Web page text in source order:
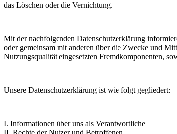
das Löschen oder die Vernichtung.
Mit der nachfolgenden Datenschutzerklärung
oder gemeinsam mit anderen über die Zwecke und
Nutzungsqualität eingesetzten Fremdkomponenten,
Unsere Datenschutzerklärung ist wie folgt gegliedert:
I. Informationen über uns als Verantwortliche